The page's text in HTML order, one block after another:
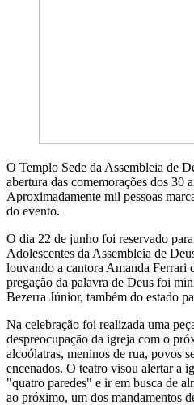
O Templo Sede da Assembleia de
abertura das comemorações dos 30
Aproximadamente mil pessoas
do evento.
O dia 22 de junho foi reservado
Adolescentes da Assembleia de
louvando a cantora Amanda Ferrari
pregação da palavra de Deus foi
Bezerra Júnior, também do estado
Na celebração foi realizada uma
despreocupação da igreja com o
alcoólatras, meninos de rua, povos
encenados. O teatro visou alertar a
"quatro paredes" e ir em busca de
ao próximo, um dos mandamentos